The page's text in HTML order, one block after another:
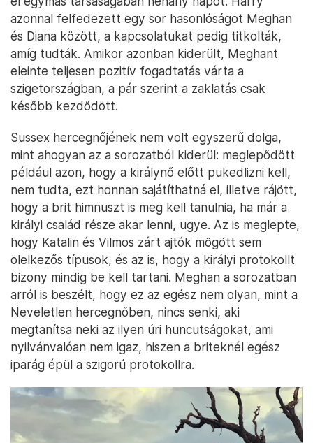
azonnal felfedezett egy sor hasonlóságot Meghan
és Diana között, a kapcsolatukat pedig titkolták,
amíg tudták. Amikor azonban kiderült, Meghant
eleinte teljesen pozitív fogadtatás várta a
szigetországban, a pár szerint a zaklatás csak
később kezdődött.
Sussex hercegnőjének nem volt egyszerű dolga,
mint ahogyan az a sorozatból kiderül: meglepődött
például azon, hogy a királynő előtt pukedlizni kell,
nem tudta, ezt honnan sajátíthatná el, illetve rájött,
hogy a brit himnuszt is meg kell tanulnia, ha már a
királyi család része akar lenni, ugye. Az is meglepte,
hogy Katalin és Vilmos zárt ajtók mögött sem
ölelkezős típusok, és az is, hogy a királyi protokollt
bizony mindig be kell tartani. Meghan a sorozatban
arról is beszélt, hogy ez az egész nem olyan, mint a
Neveletlen hercegnőben, nincs senki, aki
megtanítsa neki az ilyen úri huncutságokat, ami
nyilvánvalóan nem igaz, hiszen a briteknél egész
iparág épül a szigorú protokollra.